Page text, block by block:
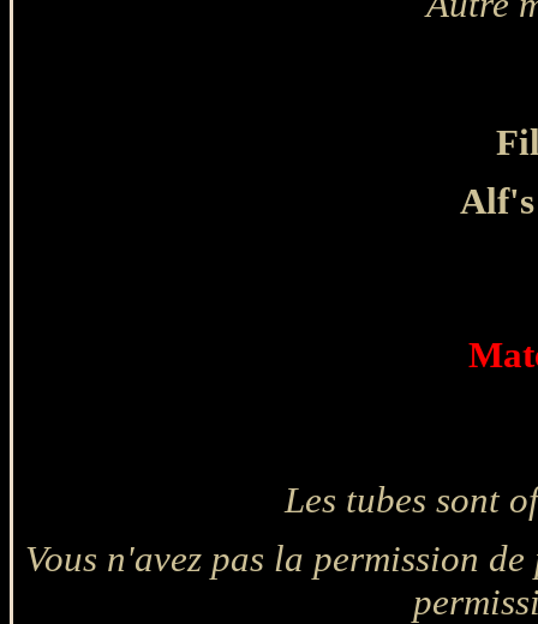
Les tubes sont
Vous n'avez pas la permission